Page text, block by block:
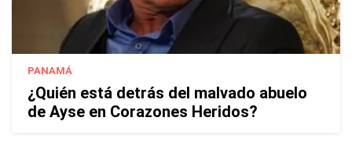
PANAMÁ
¿Quién está detrás del malvado abuelo
de Ayse en Corazones Heridos?